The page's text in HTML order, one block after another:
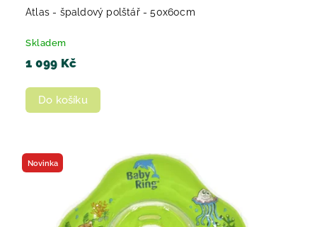
Atlas - špaldový polštář - 50x60cm
Skladem
1 099 Kč
Do košíku
Novinka